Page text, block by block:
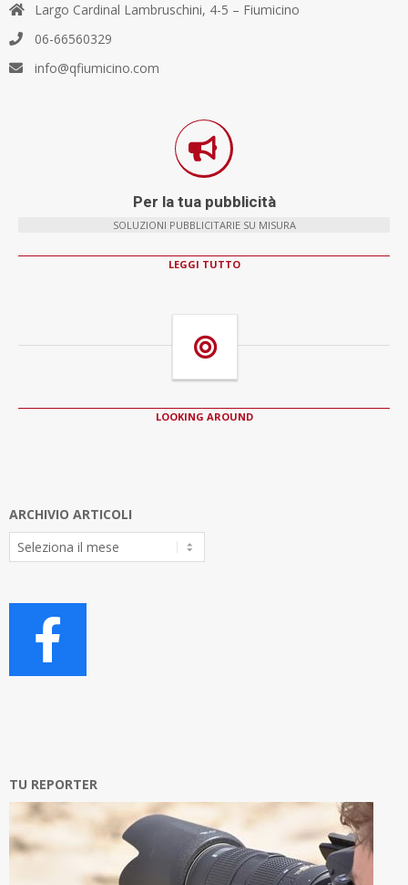
Largo Cardinal Lambruschini, 4-5 – Fiumicino
06-66560329
info@qfiumicino.com
Per la tua pubblicità
SOLUZIONI PUBBLICITARIE SU MISURA
LEGGI TUTTO
LOOKING AROUND
ARCHIVIO ARTICOLI
Archivio
Articoli
TU REPORTER